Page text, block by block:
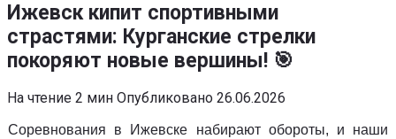
Ижевск кипит спортивными
страстями: Курганские стрелки
покоряют новые вершины! 🎯
На чтение 2 мин Опубликовано 26.06.2026
Соревнования в Ижевске набирают обороты, и наши